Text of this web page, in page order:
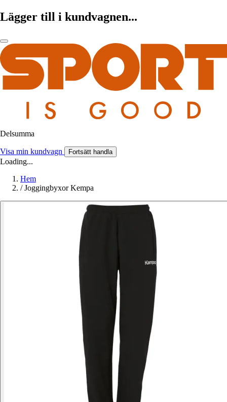
Lägger till i kundvagnen...
Delsumma
Visa min kundvagn Fortsätt handla
Loading...
Hem
/ Joggingbyxor Kempa